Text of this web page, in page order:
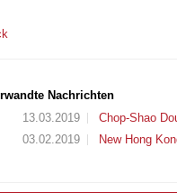
Nachrichten
13.03.2019
Chop-Shao
03.02.2019
New Hong